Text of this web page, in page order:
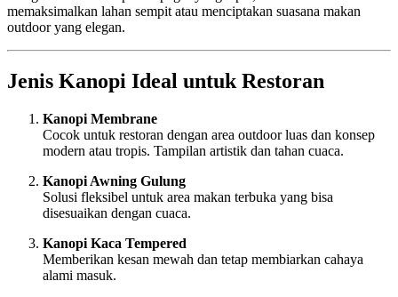
memaksimalkan lahan sempit atau menciptakan suasana makan
outdoor yang elegan.
Jenis Kanopi Ideal untuk Restoran
Kanopi Membrane
Cocok untuk restoran dengan area outdoor luas dan konsep
modern atau tropis. Tampilan artistik dan tahan cuaca.
Kanopi Awning Gulung
Solusi fleksibel untuk area makan terbuka yang bisa
disesuaikan dengan cuaca.
Kanopi Kaca Tempered
Memberikan kesan mewah dan tetap membiarkan cahaya
alami masuk.